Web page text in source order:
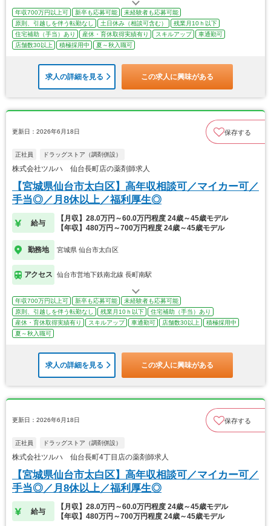
年収700万円以上可 新卒も応募可能
未経験者も応募可能
原則、引越しを伴う転勤なし
土日休み（相談可含む）
残業月10ｈ以下
住宅補助（手当）あり
産休・育休取得実績有り スキルアップ
車通勤可
店舗数30以上
積極採用中 夏～秋入職可
求人の詳細を見る この求人に興味がある
更新日：2026年6月18日 保存する
正社員 ドラッグストア（調剤併設）
株式会社ツルハ 仙台長町店の薬剤師求人
【宮城県仙台市太白区】高年収相談可／マイカー可／
手当◎／月8休以上／福利厚生◎
給与
【月収】28.0万円～60.0万円程度 24歳～45歳モデル
【年収】480万円～700万円程度 24歳～45歳モデル
勤務地 宮城県 仙台市太白区
アクセス 仙台市営地下鉄南北線 長町南駅
年収700万円以上可 新卒も応募可能
未経験者も応募可能
原則、引越しを伴う転勤なし
残業月10ｈ以下
住宅補助（手当）あり
産休・育休取得実績有り
スキルアップ 車通勤可 店舗数30以上
積極採用中
夏～秋入職可
求人の詳細を見る この求人に興味がある
更新日：2026年6月18日 保存する
正社員 ドラッグストア（調剤併設）
株式会社ツルハ 仙台長町4丁目店の薬剤師求人
【宮城県仙台市太白区】高年収相談可／マイカー可／
手当◎／月8休以上／福利厚生◎
給与
【月収】28.0万円～60.0万円程度 24歳～45歳モデル
【年収】480万円～700万円程度 24歳～45歳モデル